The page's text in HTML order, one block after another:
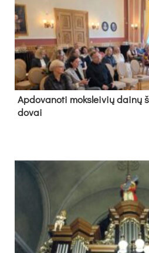
Ap­do­va­no­ti moks­lei­vių dai­nų
do­vai